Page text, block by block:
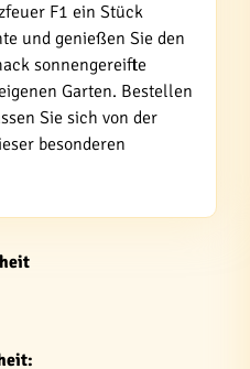
F1 ein Stück
und genießen Sie den
sonnengereifte
Garten. Bestellen
Sie sich von der
besonderen